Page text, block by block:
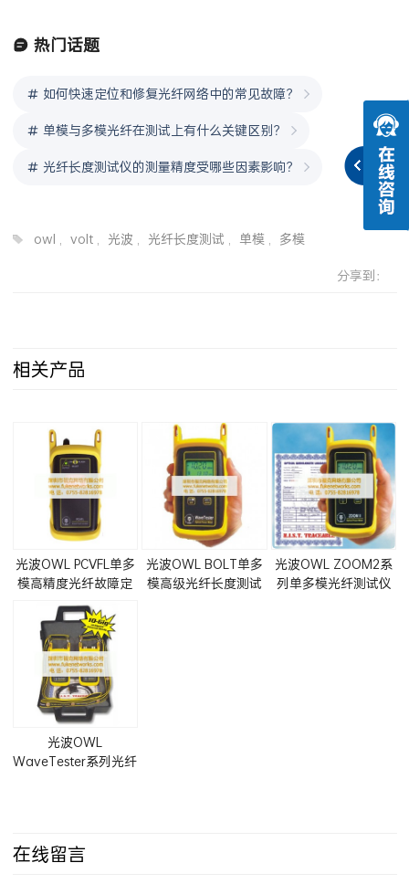
热门话题
如何快速定位和修复光纤网络中的常见故障？
单模与多模光纤在测试上有什么关键区别？
光纤长度测试仪的测量精度受哪些因素影响？
owl , volt, 光波 , 光纤长度测试 , 单模, 多模
分享到：
相关产品
光波OWL PCVFL单多
模高精度光纤故障定
位仪
光波OWL BOLT单多
模高级光纤长度测试
光波OWL ZOOM2系
列单多模光纤测试仪
光波OWL
WaveTester系列光纤
在线留言